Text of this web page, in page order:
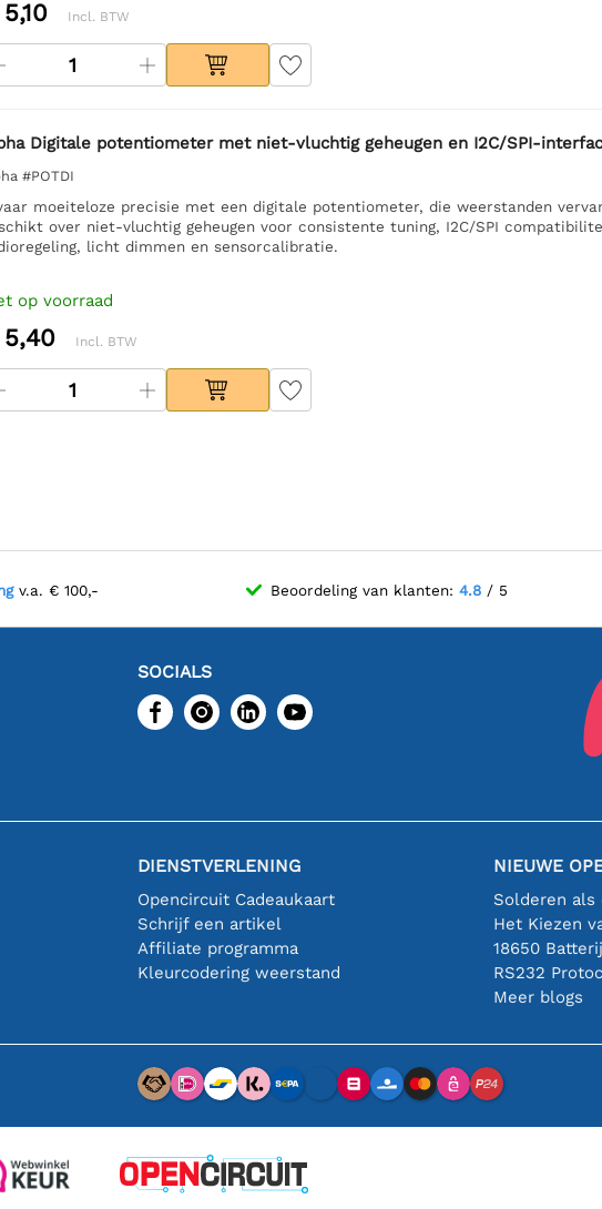
Incl. BTW
Digitale potentiometer met niet-vluchtig geheugen en I2C/SPI-
#POTDI
moeiteloze precisie met een digitale potentiometer, die weerstanden
over niet-vluchtig geheugen voor consistente tuning, I2C/SPI
licht dimmen en sensorcalibratie.
op voorraad
Incl. BTW
v.a. € 100,- Beoordeling van klanten: 4.8/ 5
SOCIALS
DIENSTVERLENING
Opencircuit Cadeaukaart
Schrijf een artikel
Affiliate programma
Kleurcodering weerstand
NIEUWE
RS232
Meer blogs